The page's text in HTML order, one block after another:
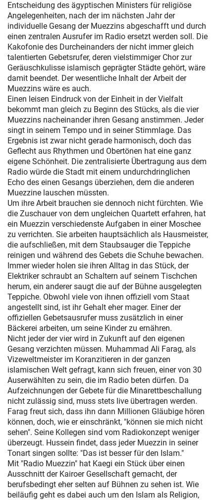
Entscheidung des ägyptischen Ministers für religiöse
Angelegenheiten, nach der im nächsten Jahr der
individuelle Gesang der Muezzins abgeschafft und durch
einen zentralen Ausrufer im Radio ersetzt werden soll. Die
Kakofonie des Durcheinanders der nicht immer gleich
talentierten Gebetsrufer, deren vielstimmiger Chor zur
Geräuschkulisse islamisch geprägter Städte gehört, wäre
damit beendet. Der wesentliche Inhalt der Arbeit der
Muezzins wäre es auch.
Einen leisen Eindruck von der Einheit in der Vielfalt
bekommt man gleich zu Beginn des Stücks, als die vier
Muezzins nacheinander ihren Gesang anstimmen. Jeder
singt in seinem Tempo und in seiner Stimmlage. Das
Ergebnis ist zwar nicht gerade harmonisch, doch das
Geflecht aus Rhythmen und Obertönen hat eine ganz
eigene Schönheit. Die zentralisierte Übertragung aus dem
Radio würde die Stadt mit einem undurchdringlichen
Echo des einen Gesangs überziehen, dem die anderen
Muezzine lauschen müssten.
Um ihre Arbeit brauchen sie dennoch nicht fürchten. Wie
die Zuschauer von dem ungleichen Quartett erfahren, hat
ein Muezzin verschiedenste Aufgaben in einer Moschee
zu verrichten. Sie arbeiten hauptsächlich als Hausmeister,
die aufschließen, mit dem Staubsauger die Teppiche
reinigen und während des Gebets die Schuhe bewachen.
Immer wieder holen sie ihren Alltag in das Stück, der
Elektriker schraubt an Schaltern auf seinem Tischchen
herum, ein anderer saugt die auf der Bühne ausgelegten
Teppiche. Obwohl viele von ihnen offiziell vom Staat
angestellt sind, ist ihr Gehalt eher mager. Einer der
offiziellen Gebetsausrufer muss zusätzlich in einer
Bäckerei arbeiten, um seine Kinder zu ernähren.
Nicht jeder der vier wird in Zukunft auf den eigenen
Gesang verzichten müssen. Muhammad Ali Farag, als
Vizeweltmeister im Koranzitieren in der ganzen
islamischen Welt gefragt, kann sich freuen, einer von 30
Auserwählten zu sein, die im Radio beten dürfen. Da
Aufzeichnungen der Gebete für die Minarettbeschallung
nicht zulässig sind, muss stets live übertragen werden.
Farag freut sich, dass ihn dann Millionen Gläubige hören
können, doch, wie er einschränkt, "können sie mich nicht
sehen". Seine Kollegen sind vom Radiokonzept weniger
überzeugt. Hussein findet, dass jeder Muezzin in seiner
Tonart singen sollte: "Das ist besser für den Islam."
Mit "Radio Muezzin" hat Kaegi ein Stück über einen
Ausschnitt der Kairoer Gesellschaft gemacht, der
berufsbedingt eher selten auf Bühnen zu sehen ist. Wie
beiläufig geht es dabei auch um den Islam als Religion,